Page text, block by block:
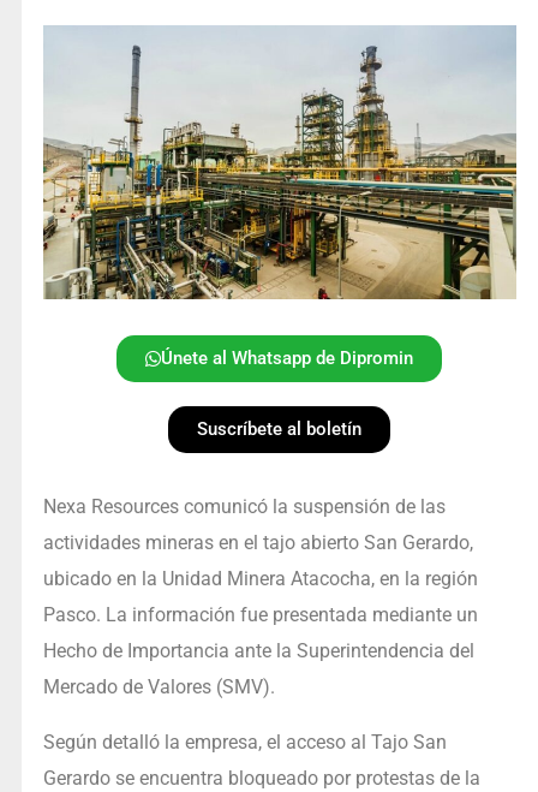
Únete al Whatsapp de Dipromin
Suscríbete al boletín
Nexa Resources comunicó la suspensión de las
actividades mineras en el tajo abierto San Gerardo,
ubicado en la Unidad Minera Atacocha, en la región
Pasco. La información fue presentada mediante un
Hecho de Importancia ante la Superintendencia del
Mercado de Valores (SMV).
Según detalló la empresa, el acceso al Tajo San
Gerardo se encuentra bloqueado por protestas de la